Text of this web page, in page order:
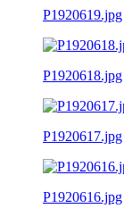
P1920619.jpg
P1920618.jpg
P1920617.jpg
P1920616.jpg